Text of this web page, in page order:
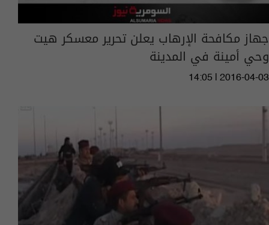
جهاز مكافحة الإرهاب يعلن تحرير معسكر هيت
وحي أمينة في المدينة
14:05 | 2016-04-03